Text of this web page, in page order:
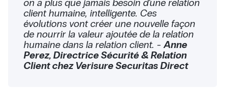
on a plus que jamais besoin d’une relation
client humaine, intelligente. Ces
évolutions vont créer une nouvelle façon
de nourrir la valeur ajoutée de la relation
humaine dans la relation client. -Anne
Perez, Directrice Sécurité & Relation
Client chez Verisure Securitas Direct